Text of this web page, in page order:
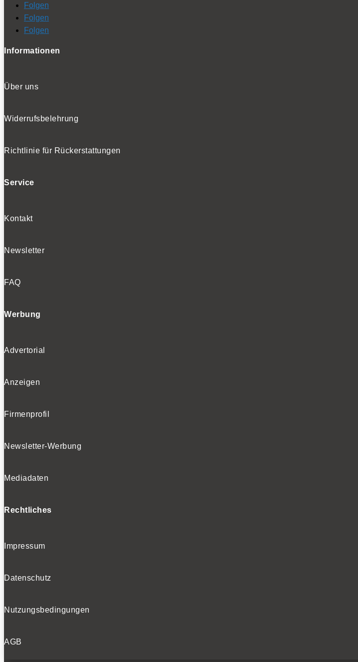
Folgen
Folgen
Folgen
Informationen
Über uns
Widerrufsbelehrung
Richtlinie für Rückerstattungen
Service
Kontakt
Newsletter
FAQ
Werbung
Advertorial
Anzeigen
Firmenprofil
Newsletter-Werbung
Mediadaten
Rechtliches
Impressum
Datenschutz
Nutzungsbedingungen
AGB